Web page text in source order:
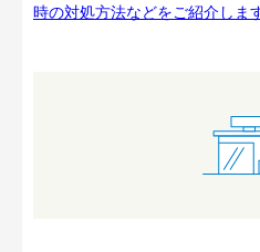
時の対処方法などをご紹介します